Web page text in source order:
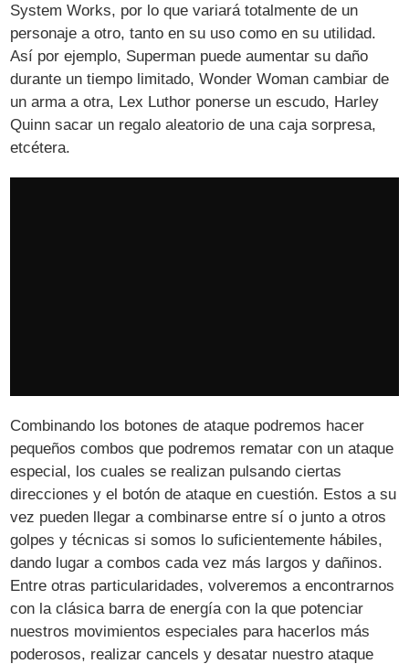
System Works, por lo que variará totalmente de un
personaje a otro, tanto en su uso como en su utilidad.
Así por ejemplo, Superman puede aumentar su daño
durante un tiempo limitado, Wonder Woman cambiar de
un arma a otra, Lex Luthor ponerse un escudo, Harley
Quinn sacar un regalo aleatorio de una caja sorpresa,
etcétera.
Combinando los botones de ataque podremos hacer
pequeños combos que podremos rematar con un ataque
especial, los cuales se realizan pulsando ciertas
direcciones y el botón de ataque en cuestión. Estos a su
vez pueden llegar a combinarse entre sí o junto a otros
golpes y técnicas si somos lo suficientemente hábiles,
dando lugar a combos cada vez más largos y dañinos.
Entre otras particularidades, volveremos a encontrarnos
con la clásica barra de energía con la que potenciar
nuestros movimientos especiales para hacerlos más
poderosos, realizar cancels y desatar nuestro ataque